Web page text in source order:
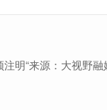
明“来源：大视野融